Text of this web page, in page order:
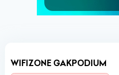
WIFIZONE GAKPODIUM